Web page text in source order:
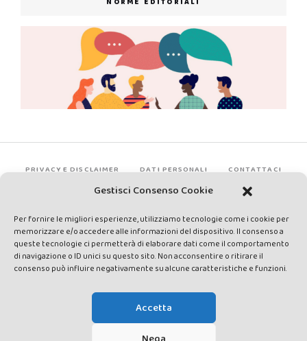
Gestisci Consenso Cookie
Per fornire le migliori esperienze, utilizziamo tecnologie come i cookie per
memorizzare e/o accedere alle informazioni del dispositivo. Il consenso a
queste tecnologie ci permetterà di elaborare dati come il comportamento
di navigazione o ID unici su questo sito. Non acconsentire o ritirare il
consenso può influire negativamente su alcune caratteristiche e funzioni.
Accetta
PRIVACY E DISCLAIMER DATI PERSONALI CONTATTACI
rights reserved - Testata registrata presso il Tribunale di Siena con
autorizzazione n°1 del 12/04/2014 - Direttrice Responsabile: Chiara
Cacace - E-mail: direzione@lavaldichiana.it - Editore: Valdichiana